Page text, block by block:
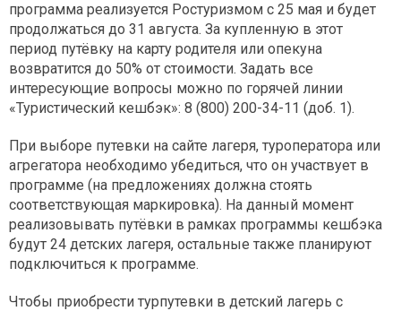
программа реализуется Ростуризмом с 25 мая и будет
продолжаться до 31 августа. За купленную в этот
период путёвку на карту родителя или опекуна
возвратится до 50% от стоимости. Задать все
интересующие вопросы можно по горячей линии
«Туристический кешбэк»: 8 (800) 200-34-11 (доб. 1).
При выборе путевки на сайте лагеря, туроператора или
агрегатора необходимо убедиться, что он участвует в
программе (на предложениях должна стоять
соответствующая маркировка). На данный момент
реализовывать путёвки в рамках программы кешбэка
будут 24 детских лагеря, остальные также планируют
подключиться к программе.
Чтобы приобрести турпутевки в детский лагерь с